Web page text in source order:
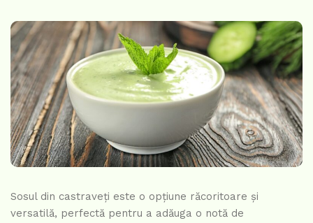
Sosul din castraveți este o opțiune răcoritoare și
versatilă, perfectă pentru a adăuga o notă de